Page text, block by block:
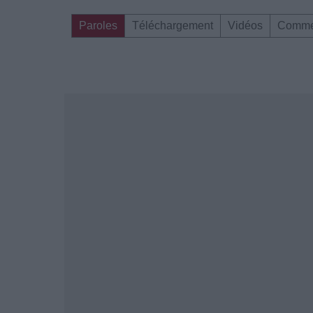
Paroles Téléchargement Vidéos